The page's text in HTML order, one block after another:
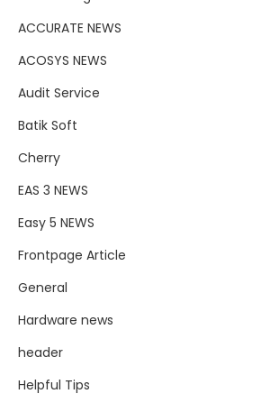
ACCURATE NEWS
ACOSYS NEWS
Audit Service
Batik Soft
Cherry
EAS 3 NEWS
Easy 5 NEWS
Frontpage Article
General
Hardware news
header
Helpful Tips